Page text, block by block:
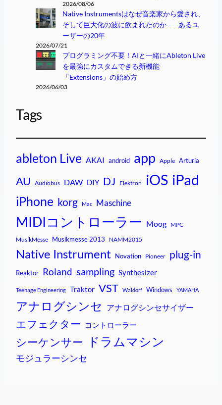
2026/08/06
Native Instrumentsはなぜ音楽家から愛され、
そして巨大化の波に飲まれたのか——あるユ
ーザーの20年
2026/07/21
プログラミング不要！AIと一緒にAbleton Live
を最強にカスタムできる新機能
「Extensions」の始め方
2026/06/03
Tags
ableton Live AKAI android app Apple Arturia
AU Audiobus DAW DIY DJ Elektron iOS iPad
iPhone korg Mac Maschine
MIDIコントローラー Moog MPC
MusikMesse Musikmesse 2013 NAMM2015
Native Instrument Novation Pioneer plug-in
Reaktor Roland sampling Synthesizer
Teenage Engineering Traktor VST Waldorf Windows YAMAHA
アナログシンセ アナログシンセサイザー
エフェクター コントローラー
シーケンサー ドラムマシン
モジュラーシンセ